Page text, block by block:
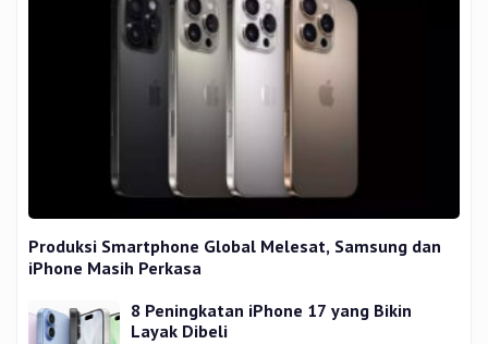
Produksi Smartphone Global Melesat, Samsung dan
iPhone Masih Perkasa
8 Peningkatan iPhone 17 yang Bikin
Layak Dibeli